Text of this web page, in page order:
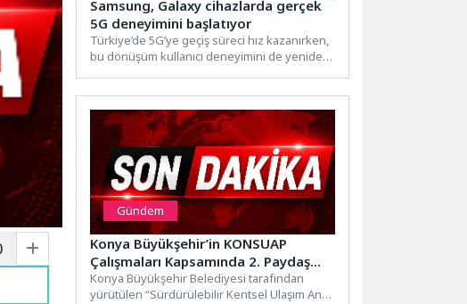
Samsung, Galaxy cihazlarda gerçek
5G deneyimini başlatıyor
Türkiye’de 5G’ye geçiş süreci hız kazanırken,
bu dönüşüm kullanıcı deneyimini de yeniden
Gündem
Konya Büyükşehir’in KONSUAP
Çalışmaları Kapsamında 2. Paydaş
Toplantısı Yapıldı
Konya Büyükşehir Belediyesi tarafından
yürütülen “Sürdürülebilir Kentsel Ulaşım Ana